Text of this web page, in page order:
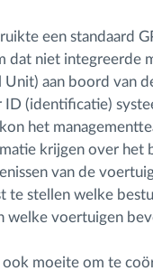
een standaard
dat niet integreerde
Unit) aan boord van
ID (identificatie)
het
krijgen over het
van de
te stellen welke
welke voertuigen
moeite om te